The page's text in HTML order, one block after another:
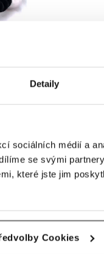
Detaily
sociálních médií a
se svými
které jste jim
Cookies